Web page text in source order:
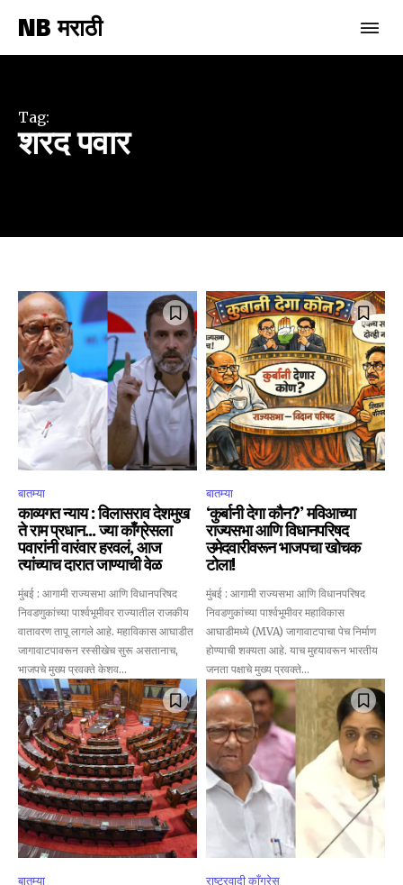
Join our community of
SUBSCRIBERS and be part of the
conversation.
NB मराठी
Tag:
शरद पवार
बातम्या
काव्यगत न्याय : विलासराव देशमुख
ते राम प्रधान… ज्या काँग्रेसला
पवारांनी वारंवार हरवलं, आज
त्यांच्याच दारात जाण्याची वेळ
मुंबई : आगामी राज्यसभा आणि विधानपरिषद
निवडणुकांच्या पार्श्वभूमीवर राज्यातील राजकीय
वातावरण तापू लागले आहे. महाविकास आघाडीत
जागावाटपावरून रस्सीखेच सुरू असतानाच,
भाजपचे मुख्य प्रवक्ते केशव...
बातम्या
‘कुर्बानी देगा कौन?’ मविआच्या
राज्यसभा आणि विधानपरिषद
उमेदवारीवरून भाजपचा खोचक
टोला!
मुंबई : आगामी राज्यसभा आणि विधानपरिषद
निवडणुकांच्या पार्श्वभूमीवर महाविकास
आघाडीमध्ये (MVA) जागावाटपाचा पेच निर्माण
होण्याची शक्यता आहे. याच मुद्द्यावरून भारतीय
जनता पक्षाचे मुख्य प्रवक्ते...
बातम्या राष्ट्रवादी काँग्रेस